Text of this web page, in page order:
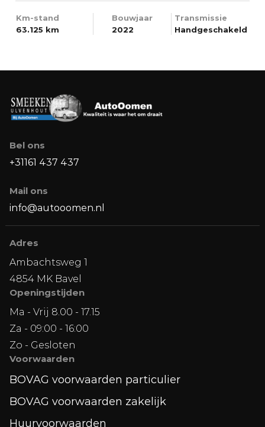
Km-stand
63.125 km
Bouwjaar
2022
Transmissie
Handgeschakeld
Bel ons
+31161 437 437
Mail ons
info@autooomen.nl
Adres
Ambachtsweg 1
4854 MK Bavel
Openingstijden
Ma - Vrij 8.00 - 17.15
Za - 09:00 - 16:00
Zo - Gesloten
Voorwaarden
BOVAG voorwaarden particulier
BOVAG voorwaarden zakelijk
Huurvoorwaarden